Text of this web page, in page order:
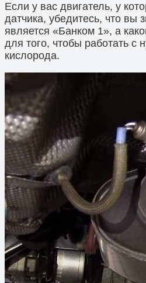
Если у вас двигатель, у
датчика, убедитесь, что вы
является «Банком 1», а
для того, чтобы работать с
кислорода.